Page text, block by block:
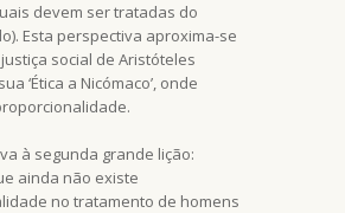
devem ser tratadas do
Esta perspectiva aproxima-se
social de Aristóteles
‘Ética a Nicómaco’, onde
à segunda grande lição:
ainda não existe
no tratamento de homens